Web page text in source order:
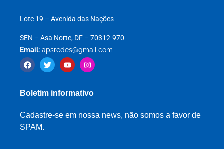
Lote 19 – Avenida das Nações
SEN – Asa Norte, DF – 70312-970
Email: apsredes@gmail.com
Boletim informativo
Cadastre-se em nossa news, não somos a favor de
SPAM.